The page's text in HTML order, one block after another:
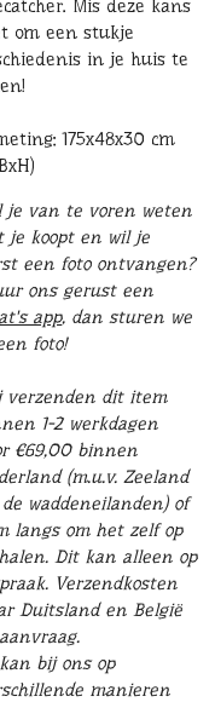
Mis deze kans
om een stukje
in je huis te
175x48x30 cm
je van te voren weten
je koopt en wil je
een foto ontvangen?
ons gerust een
app, dan sturen we
foto!
verzenden dit item
1-2 werkdagen
€69,00 binnen
(m.u.v. Zeeland
waddeneilanden) of
langs om het zelf op
Dit kan alleen op
Verzendkosten
Duitsland en België
bij ons op
manieren